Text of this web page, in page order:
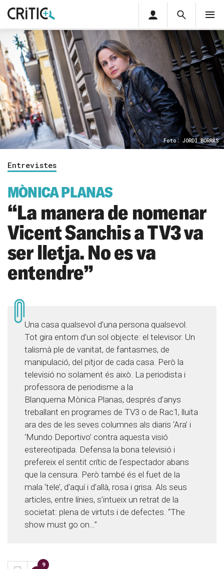
Cerca
Cerca
per...
privada
Subscriu-t'hi
Inicia sessió
Foto: JORDI BORRÀS
Entrevistes
MÒNICA PLANAS
“La manera de nomenar
Vicent Sanchis a TV3 va
ser lletja. No es va
entendre”
Una casa qualsevol d’una persona qualsevol.
Tot gira entorn d’un sol objecte: el televisor. Un
talismà ple de vanitat, de fantasmes, de
manipulació, del pitjor de cada casa. Però la
televisió no solament és això. La periodista i
professora de periodisme a la
Blanquerna Mònica Planas, després d’anys
treballant en programes de TV3 o de Rac1, lluita
ara des de les seves columnes als diaris ‘Ara’ i
‘Mundo Deportivo’ contra aquesta visió
estereotipada. Defensa la bona televisió i
prefereix el sentit crític de l’espectador abans
que la censura. Però també és el fuet de la
mala ‘tele’, d’aquí i d’allà, rosa i grisa. Als seus
articles, entre línies, s’intueix un retrat de la
societat: plena de virtuts i de defectes. “The
show must go on…”
9